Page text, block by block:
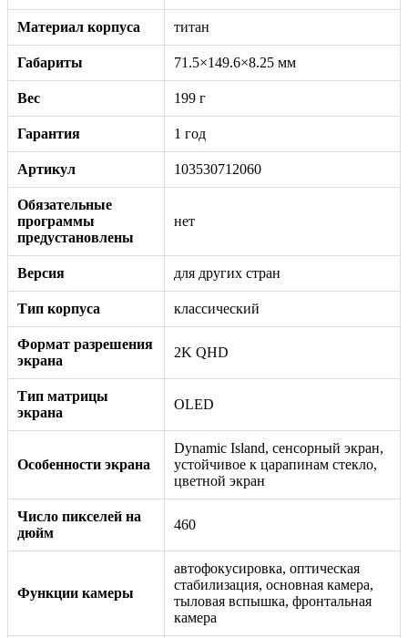
Материал корпуса титан
Габариты 71.5×149.6×8.25 мм
Вес 199 г
Гарантия 1 год
Артикул 103530712060
Обязательные
программы
предустановлены
нет
Версия для других стран
Тип корпуса классический
Формат разрешения
экрана
2K QHD
Тип матрицы
экрана
OLED
Особенности экрана
Dynamic Island, сенсорный экран,
устойчивое к царапинам стекло,
цветной экран
Число пикселей на
дюйм
460
Функции камеры
автофокусировка, оптическая
стабилизация, основная камера,
тыловая вспышка, фронтальная
камера